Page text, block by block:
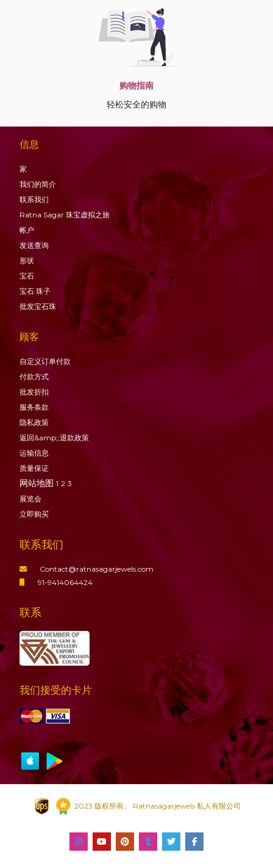
购物指南
轻松安全的购物
信息
家
我们的简介
联系我们
Ratna Sagar 珠宝虚拟之旅
帐户
发送查询
形状
宝石
宝石 珠子
批发宝石珠
顾客
自定义订单付款
付款方式
批发折扣
服务条款
隐私政策
返回&amp;;退款政策
运输信息
质量保证
网站地图 1 2 3
展览会
立即购买
联系我们
Contact@ratnasagarjewels.com
91-9414064424
联系
我们接受的卡片
2023 版权所有。 Ratnasagarjewels 私人有限公司